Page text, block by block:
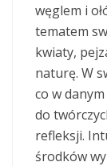
węglem i
tematem
kwiaty,
naturę. W
co w
do
refleksji.
środków